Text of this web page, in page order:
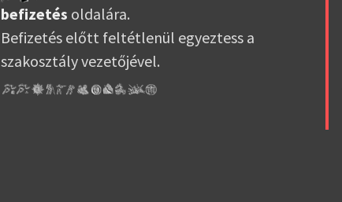
befizetés oldalára.
Befizetés előtt feltétlenül egyeztess a
szakosztály vezetőjével.